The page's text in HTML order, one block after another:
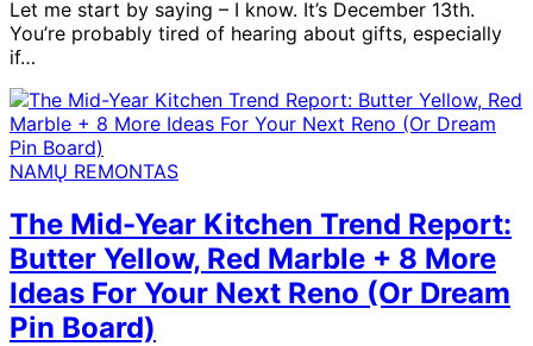
Let me start by saying – I know. It’s December 13th.
You’re probably tired of hearing about gifts, especially
if…
NAMŲ REMONTAS
The Mid-Year Kitchen Trend Report:
Butter Yellow, Red Marble + 8 More
Ideas For Your Next Reno (Or Dream
Pin Board)